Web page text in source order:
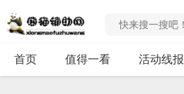
首页 值得一看 活动线报